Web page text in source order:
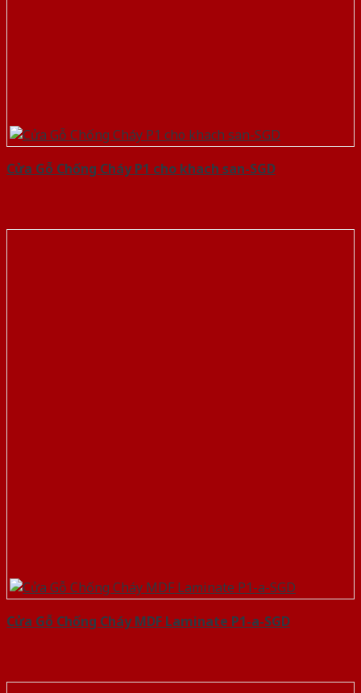
Cửa Gỗ Chống Cháy P1 cho khach san-SGD
Cửa Gỗ Chống Cháy MDF Laminate P1-a-SGD